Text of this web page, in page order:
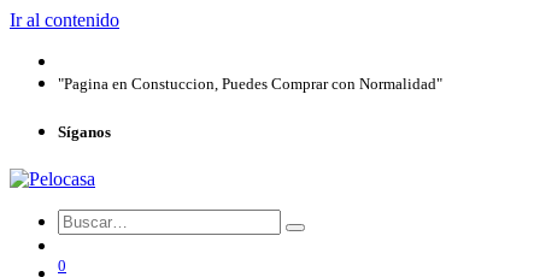
Ir al contenido
"Pagina en Constuccion, Puedes Comprar con Normalidad"
Síganos
0